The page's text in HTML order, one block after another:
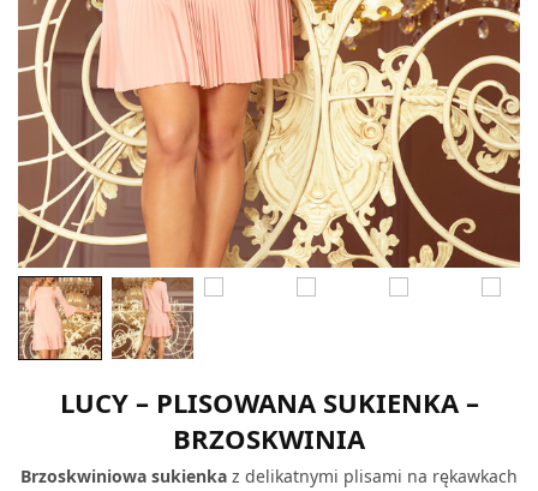
LUCY – PLISOWANA SUKIENKA –
BRZOSKWINIA
Brzoskwiniowa sukienkaz delikatnymi plisami na rękawkach